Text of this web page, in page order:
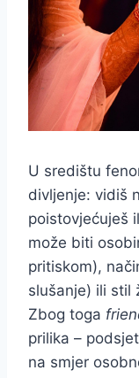
U središtu
divljenje: vidiš
poistovjećuješ
može biti
pritiskom),
slušanje) ili stil
Zbog toga
prilika –
na smjer